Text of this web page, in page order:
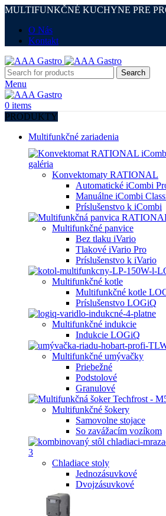
MULTIFUNKČNÉ KUCHYNE PRE
O Nás
Kontakt
Search
Menu
0 items
PRODUKTY
Multifunkčné zariadenia
Konvektomaty RATIONAL
Automatické iCombi
Manuálne iCombi
Príslušenstvo k iCombi
Multifunkčné panvice
Bez tlaku iVario
Tlakové iVario Pro
Príslušenstvo k iVario
Multifunkčné kotle
Multifunkčné kotle
Príslušenstvo LOGiQ
Multifunkčné indukcie
Indukcie LOGiQ
Multifunkčné umývačky
Priebežné
Podstolové
Granulové
Multifunkčné šokery
Samovolne stojace
So zavážacím vozíkom
Chladiace stoly
Jednozásuvkové
Dvojzásuvkové